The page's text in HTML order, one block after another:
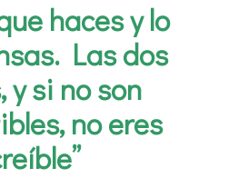
haces y lo
Las dos
y si no son
no eres